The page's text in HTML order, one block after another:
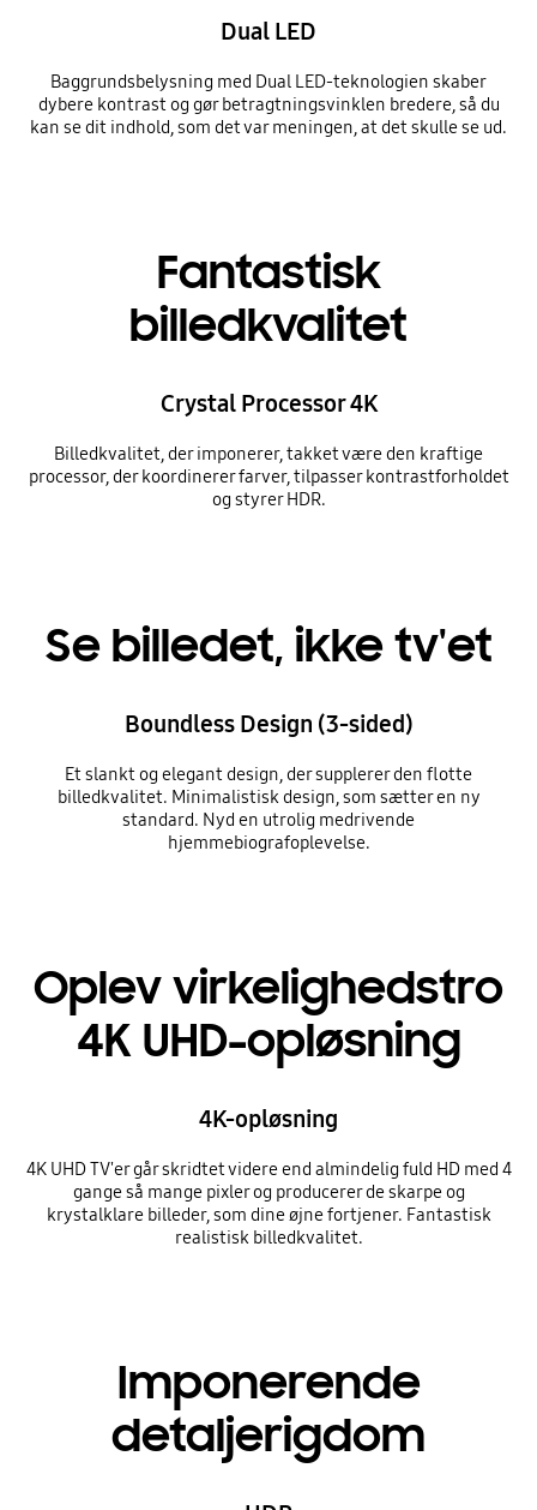
Dual LED
Baggrundsbelysning med Dual LED-teknologien skaber
dybere kontrast og gør betragtningsvinklen bredere, så du
kan se dit indhold, som det var meningen, at det skulle se ud.
Fantastisk
billedkvalitet
Crystal Processor 4K
Billedkvalitet, der imponerer, takket være den kraftige
processor, der koordinerer farver, tilpasser kontrastforholdet
og styrer HDR.
Se billedet, ikke tv'et
Boundless Design (3-sided)
Et slankt og elegant design, der supplerer den flotte
billedkvalitet. Minimalistisk design, som sætter en ny
standard. Nyd en utrolig medrivende
hjemmebiografoplevelse.
Oplev virkelighedstro
4K UHD-opløsning
4K-opløsning
4K UHD TV'er går skridtet videre end almindelig fuld HD med 4
gange så mange pixler og producerer de skarpe og
krystalklare billeder, som dine øjne fortjener. Fantastisk
realistisk billedkvalitet.
Imponerende
detaljerigdom